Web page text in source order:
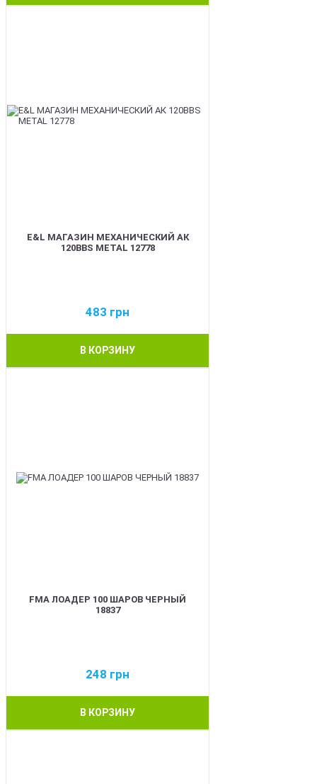
E&L МАГАЗИН МЕХАНИЧЕСКИЙ АК
120BBS METAL 12778
483 грн
В КОРЗИНУ
FMA ЛОАДЕР 100 ШАРОВ ЧЕРНЫЙ
18837
248 грн
В КОРЗИНУ